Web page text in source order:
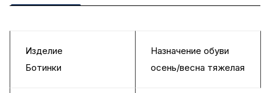
Изделие
Ботинки
Назначение обуви
осень/весна тяжелая